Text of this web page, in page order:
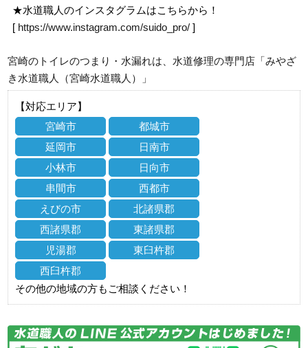
★水道職人のインスタグラムはこちらから！
[ https://www.instagram.com/suido_pro/ ]
宮崎のトイレのつまり・水漏れは、水道修理の専門店「みやざ
き水道職人（宮崎水道職人）」
【対応エリア】
宮崎市
都城市
延岡市
日南市
小林市
日向市
串間市
西都市
えびの市
北諸県郡
西諸県郡
東諸県郡
児湯郡
東臼杵郡
西臼杵郡
その他の地域の方もご相談ください！